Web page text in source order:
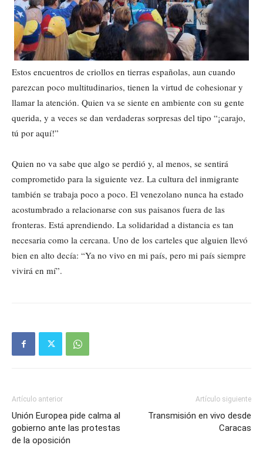
Estos encuentros de criollos en tierras españolas, aun cuando
parezcan poco multitudinarios, tienen la virtud de cohesionar y
llamar la atención. Quien va se siente en ambiente con su gente
querida, y a veces se dan verdaderas sorpresas del tipo “¡carajo,
tú por aquí!”
Quien no va sabe que algo se perdió y, al menos, se sentirá
comprometido para la siguiente vez. La cultura del inmigrante
también se trabaja poco a poco. El venezolano nunca ha estado
acostumbrado a relacionarse con sus paisanos fuera de las
fronteras. Está aprendiendo. La solidaridad a distancia es tan
necesaria como la cercana. Uno de los carteles que alguien llevó
bien en alto decía: “Ya no vivo en mi país, pero mi país siempre
vivirá en mí”.
Artículo anterior
Unión Europea pide calma al
gobierno ante las protestas
de la oposición
Artículo siguiente
Transmisión en vivo desde
Caracas